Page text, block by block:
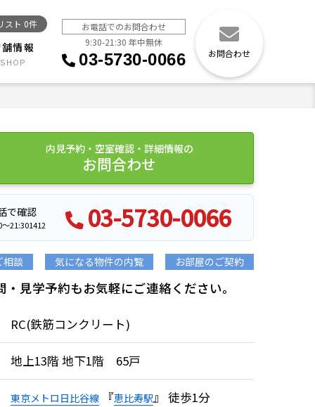
スト 0件
情報
お電話でのお問合わせ
9:30-21:30 年中無休
03-5730-0066 お問合わせ
内見予約・空室確認・詳細情報の
お問合わせ
で確認
21:301412 03-5730-0066
相談 気になる物件の内覧 お部屋のご契約
・見学予約もお気軽にご連絡ください。
RC(鉄筋コンクリート)
地上13階 地下1階 65戸
東京メトロ日比谷線『恵比寿駅』 徒歩1分